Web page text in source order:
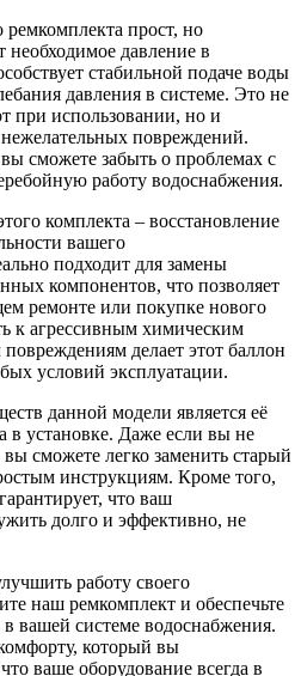
прост, но
необходимое давление в
стабильной подаче воды
давления в системе. Это не
при использовании, но и
повреждений.
сможете забыть о проблемах с
работу водоснабжения.
комплекта – восстановление
вашего
подходит для замены
компонентов, что позволяет
ремонте или покупке нового
к агрессивным химическим
делает этот баллон
условий эксплуатации.
данной модели является её
в установке. Даже если вы не
сможете легко заменить старый
инструкциям. Кроме того,
что ваш
долго и эффективно, не
работу своего
наш ремкомплект и обеспечьте
вашей системе водоснабжения.
который вы
ваше оборудование всегда в